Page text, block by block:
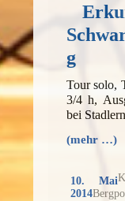
g
Tour solo,
3/4 h,
bei
(mehr …)
10. Mai
2014